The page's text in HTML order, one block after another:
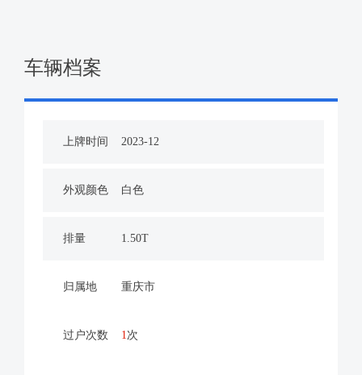
车辆档案
上牌时间 2023-12
外观颜色 白色
排量 1.50T
归属地 重庆市
过户次数 1 次